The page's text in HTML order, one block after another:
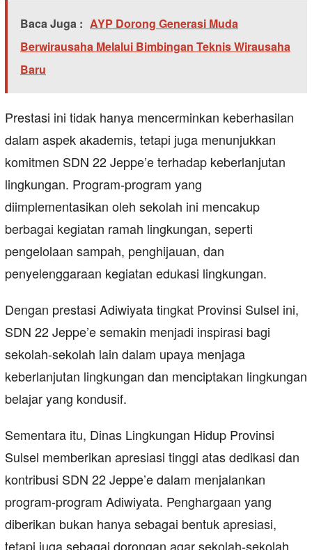
Baca Juga : AYP Dorong Generasi Muda
Berwirausaha Melalui Bimbingan Teknis Wirausaha
Baru
Prestasi ini tidak hanya mencerminkan keberhasilan
dalam aspek akademis, tetapi juga menunjukkan
komitmen SDN 22 Jeppe’e terhadap keberlanjutan
lingkungan. Program-program yang
diimplementasikan oleh sekolah ini mencakup
berbagai kegiatan ramah lingkungan, seperti
pengelolaan sampah, penghijauan, dan
penyelenggaraan kegiatan edukasi lingkungan.
Dengan prestasi Adiwiyata tingkat Provinsi Sulsel ini,
SDN 22 Jeppe’e semakin menjadi inspirasi bagi
sekolah-sekolah lain dalam upaya menjaga
keberlanjutan lingkungan dan menciptakan lingkungan
belajar yang kondusif.
Sementara itu, Dinas Lingkungan Hidup Provinsi
Sulsel memberikan apresiasi tinggi atas dedikasi dan
kontribusi SDN 22 Jeppe’e dalam menjalankan
program-program Adiwiyata. Penghargaan yang
diberikan bukan hanya sebagai bentuk apresiasi,
tetapi juga sebagai dorongan agar sekolah-sekolah